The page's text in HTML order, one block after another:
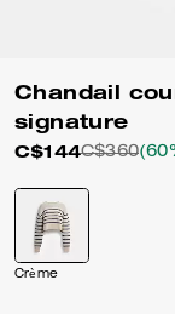
Chandail
signature
C$144C$360
Crème